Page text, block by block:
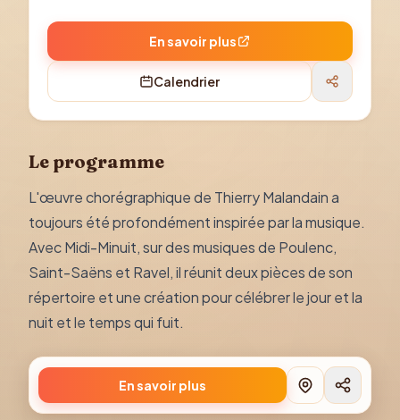
En savoir plus
Calendrier
Le programme
L'œuvre chorégraphique de Thierry Malandain a
toujours été profondément inspirée par la musique.
Avec Midi-Minuit, sur des musiques de Poulenc,
Saint-Saëns et Ravel, il réunit deux pièces de son
répertoire et une création pour célébrer le jour et la
nuit et le temps qui fuit.
En savoir plus